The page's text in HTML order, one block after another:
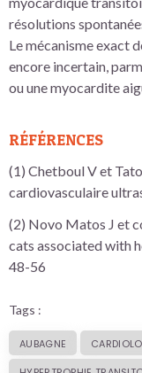
résolutions
Le mécanisme exact
encore incertain,
ou une myocardite
RÉFÉRENCES
(1) Chetboul V et
cardiovasculaire
(2) Novo Matos J et
cats associated with
48-56
Tags :
AUBAGNE